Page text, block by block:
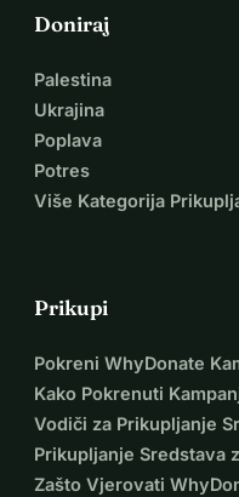
Doniraj
Palestina
Ukrajina
Poplava
Potres
Više Kategorija
Prikupi
Pokreni WhyDonate
Kako Pokrenuti
Vodiči za Prikupljanje
Prikupljanje Sredstava
Zašto Vjerovati